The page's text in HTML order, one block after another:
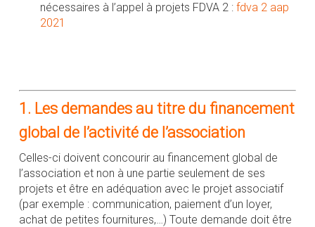
nécessaires à l’appel à projets FDVA 2 : fdva 2 aap
2021
1. Les demandes au titre du financement
global de l’activité de l’association
Celles-ci doivent concourir au financement global de
l’association et non à une partie seulement de ses
projets et être en adéquation avec le projet associatif
(par exemple : communication, paiement d’un loyer,
achat de petites fournitures,…) Toute demande doit être